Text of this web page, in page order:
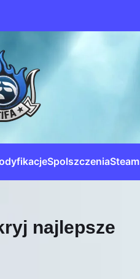
SpolszczeniaSteam
najlepsze